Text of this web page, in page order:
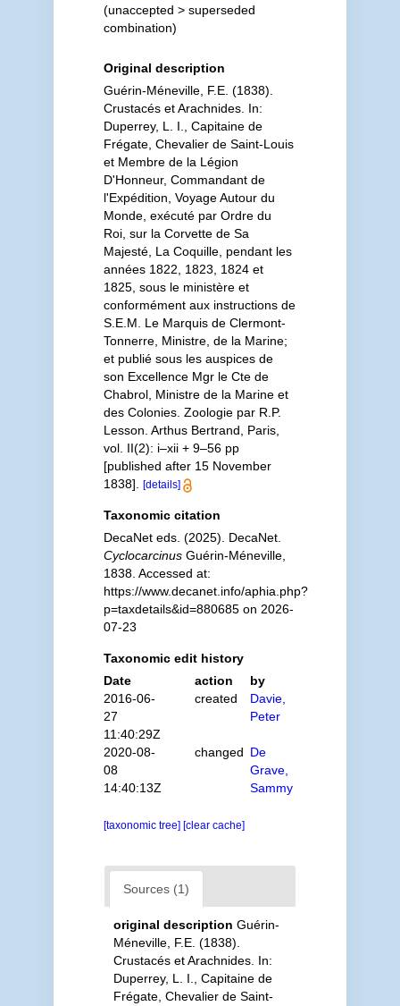
(unaccepted > superseded
combination)
Original description
Guérin-Méneville, F.E. (1838).
Crustacés et Arachnides. In:
Duperrey, L. I., Capitaine de
Frégate, Chevalier de Saint-Louis
et Membre de la Légion
D'Honneur, Commandant de
l'Expédition, Voyage Autour du
Monde, exécuté par Ordre du
Roi, sur la Corvette de Sa
Majesté, La Coquille, pendant les
années 1822, 1823, 1824 et
1825, sous le ministère et
conformément aux instructions de
S.E.M. Le Marquis de Clermont-
Tonnerre, Ministre, de la Marine;
et publié sous les auspices de
son Excellence Mgr le Cte de
Chabrol, Ministre de la Marine et
des Colonies. Zoologie par R.P.
Lesson. Arthus Bertrand, Paris,
vol. II(2): i–xii + 9–56 pp
[published after 15 November
1838].
[details]
Taxonomic citation
DecaNet eds. (2025). DecaNet.
CyclocarcinusGuérin-Méneville,
1838. Accessed at:
https://www.decanet.info/aphia.php?
p=taxdetails&id=880685 on 2026-
07-23
Taxonomic edit history
Date
action
by
2016-06-
27
11:40:29Z
created
Davie,
Peter
2020-08-
08
14:40:13Z
changed De
Grave,
Sammy
[taxonomic tree] [clear cache]
Sources (1)
original description Guérin-
Méneville, F.E. (1838).
Crustacés et Arachnides. In:
Duperrey, L. I., Capitaine de
Frégate, Chevalier de Saint-